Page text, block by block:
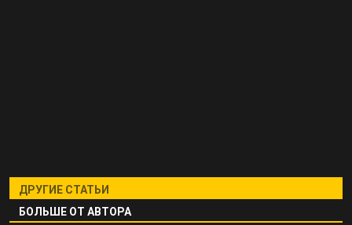
ДРУГИЕ СТАТЬИ
БОЛЬШЕ ОТ АВТОРА